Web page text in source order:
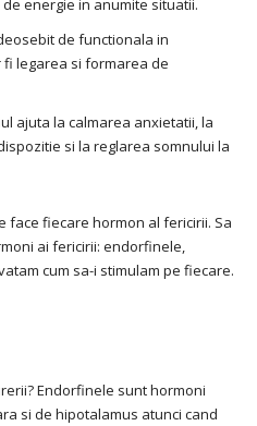
energie in anumite situatii.
de functionala in
legarea si formarea de
ajuta la calmarea anxietatii, la
si la reglarea somnului la
face fiecare hormon al fericirii. Sa
ai fericirii: endorfinele,
cum sa-i stimulam pe fiecare.
Endorfinele sunt hormoni
si de hipotalamus atunci cand